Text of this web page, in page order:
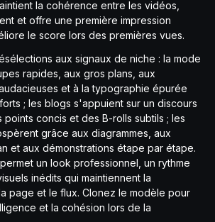
la cohérence entre les vidéos,
et offre une première impression
le score lors des premières vues.
aux signaux de niche : la mode
rapides, aux gros plans, aux
et à la typographie épurée
; les blogs s'appuient sur un discours
concis et des B-rolls subtils ; les
grâce aux diagrammes, aux
et aux démonstrations étape par étape.
un look professionnel, un rythme
inédits qui maintiennent la
page et le flux. Clonez le modèle pour
et la cohésion lors de la